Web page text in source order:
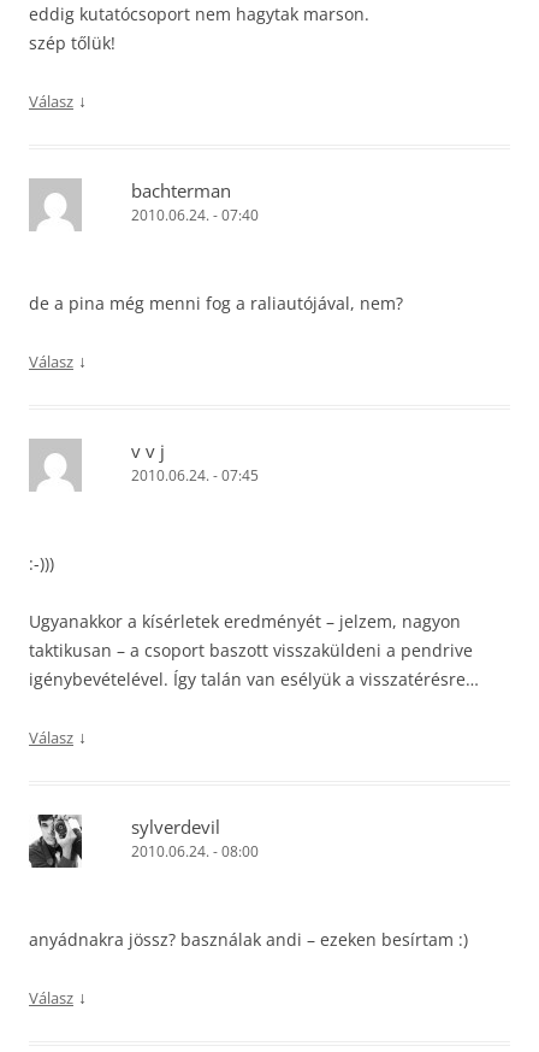
eddig kutatócsoport nem hagytak marson.
szép tőlük!
Válasz ↓
bachterman
2010.06.24. - 07:40
de a pina még menni fog a raliautójával, nem?
Válasz ↓
v v j
2010.06.24. - 07:45
:-)))
Ugyanakkor a kísérletek eredményét – jelzem, nagyon
taktikusan – a csoport baszott visszaküldeni a pendrive
igénybevételével. Így talán van esélyük a visszatérésre…
Válasz ↓
sylverdevil
2010.06.24. - 08:00
anyádnakra jössz? basználak andi – ezeken besírtam :)
Válasz ↓